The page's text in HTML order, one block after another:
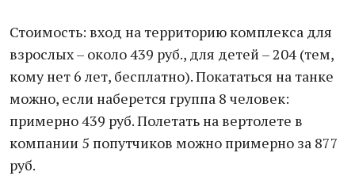
Стоимость: вход на территорию комплекса для
взрослых – около 439 руб., для детей – 204 (тем,
кому нет 6 лет, бесплатно). Покататься на танке
можно, если наберется группа 8 человек:
примерно 439 руб. Полетать на вертолете в
компании 5 попутчиков можно примерно за 877
руб.